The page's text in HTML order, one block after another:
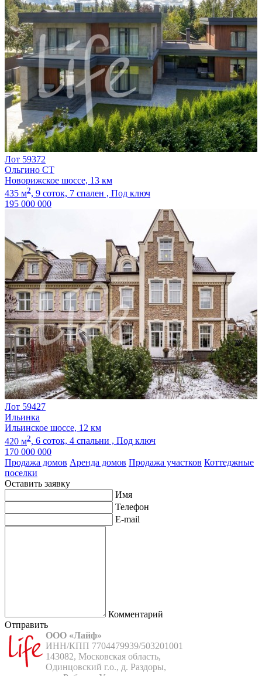
Лот 59372
Ольгино СТ
Новорижское шоссе, 13 км
435 м2, 9 соток, 7 спален , Под ключ
195 000 000
Лот 59427
Ильинка
Ильинское шоссе, 12 км
420 м2, 6 соток, 4 спальни , Под ключ
170 000 000
Продажа домов Аренда домов Продажа участков Коттеджные
поселки
Оставить заявку
Имя
Телефон
E-mail
Комментарий
Отправить
ООО «Лайф»
ИНН/КПП 7704479939/503201001
143082, Московская область,
Одинцовский г.о., д. Раздоры,